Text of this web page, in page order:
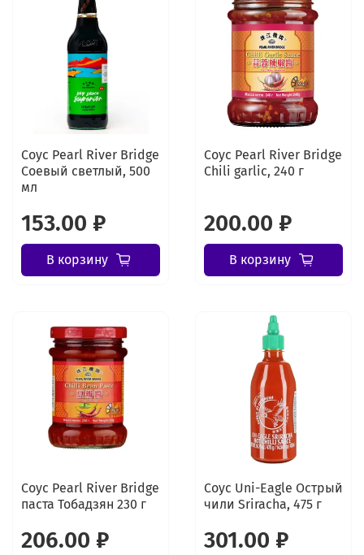
Соус Pearl River Bridge
Соевый светлый, 500
мл
153.00 ₽
В корзину
Соус Pearl River Bridge
Chili garlic, 240 г
200.00 ₽
В корзину
Соус Pearl River Bridge
паста Тобадзян 230 г
206.00 ₽
Соус Uni-Eagle Острый
чили Sriracha, 475 г
301.00 ₽